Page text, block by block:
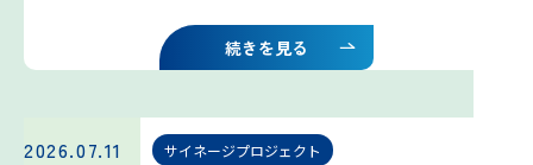
続きを見る
2026.07.11 サイネージプロジェクト